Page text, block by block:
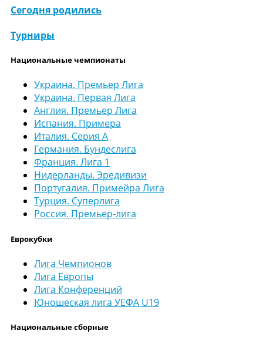
Сегодня родились
Турниры
Национальные чемпионаты
Украина. Премьер Лига
Украина. Первая Лига
Англия. Премьер Лига
Испания. Примера
Италия. Серия А
Германия. Бундеслига
Франция. Лига 1
Нидерланды. Эредивизи
Португалия. Примейра Лига
Турция. Суперлига
Россия. Премьер-лига
Еврокубки
Лига Чемпионов
Лига Европы
Лига Конференций
Юношеская лига УЕФА U19
Национальные сборные